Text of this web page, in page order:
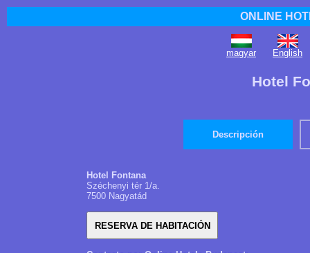
ONLINE
magyar English
Hotel
Descripción
Hotel Fontana
Széchenyi tér 1/a.
7500 Nagyatád